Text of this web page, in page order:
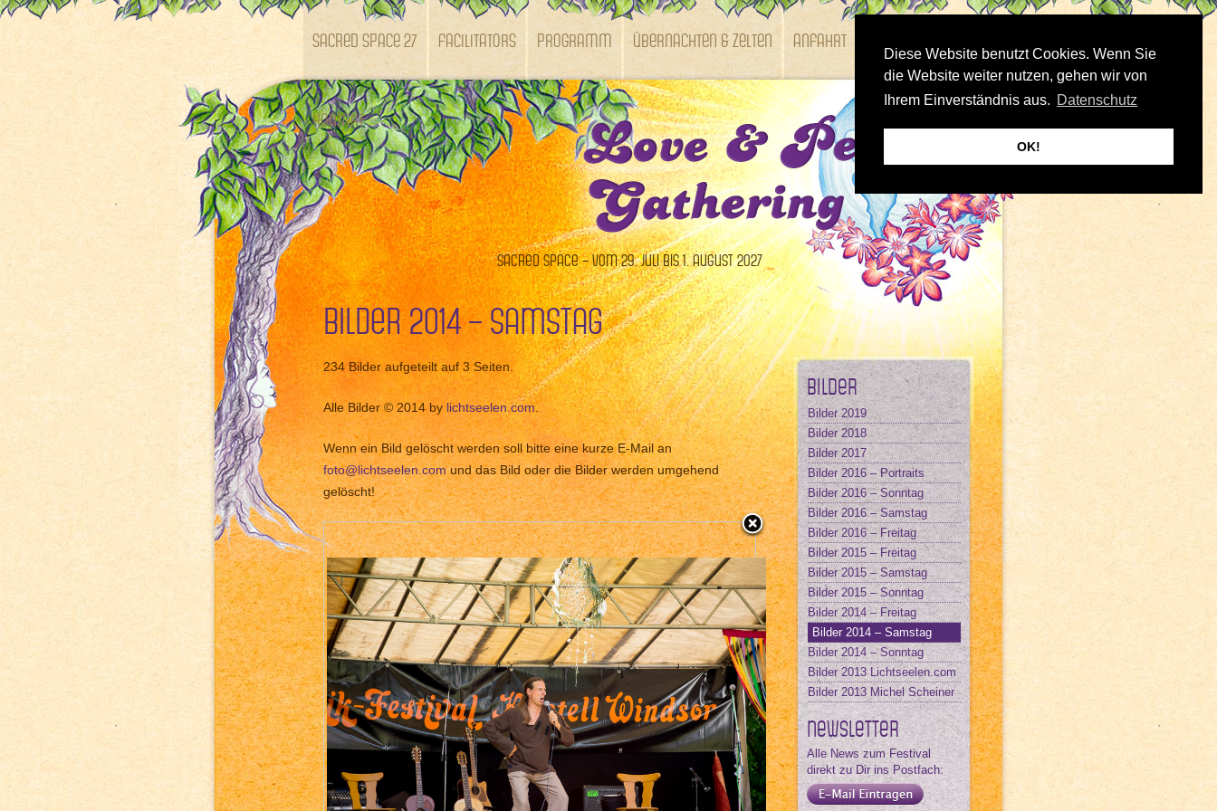
Diese Website benutzt Cookies. Wenn Sie
die Website weiter nutzen, gehen wir von
Ihrem Einverständnis aus. Datenschutz
OK!
SACRED SPACE 27 Facilitators Programm Übernachten & Zelten Anfahrt Bilder
Kontakt
Sacred Space – vom 29. Juli bis 1. August 2027
Bilder 2014 – Samstag
234 Bilder aufgeteilt auf 3 Seiten.
Alle Bilder © 2014 by lichtseelen.com.
Wenn ein Bild gelöscht werden soll bitte eine kurze E-Mail an
foto@lichtseelen.comund das Bild oder die Bilder werden umgehend
gelöscht!
Bilder
Bilder 2019
Bilder 2018
Bilder 2017
Bilder 2016 – Portraits
Bilder 2016 – Sonntag
Bilder 2016 – Samstag
Bilder 2016 – Freitag
Bilder 2015 – Freitag
Bilder 2015 – Samstag
Bilder 2015 – Sonntag
Bilder 2014 – Freitag
Bilder 2014 – Samstag
Bilder 2014 – Sonntag
Bilder 2013 Lichtseelen.com
Bilder 2013 Michel Scheiner
Newsletter
Alle News zum Festival
direkt zu Dir ins Postfach: